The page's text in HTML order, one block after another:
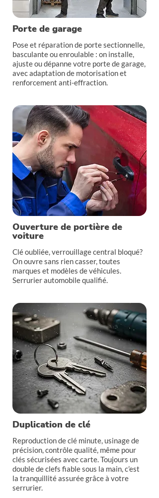
Porte de garage
Pose et réparation de porte sectionnelle,
basculante ou enroulable : on installe,
ajuste ou dépanne votre porte de garage,
avec adaptation de motorisation et
renforcement anti-effraction.
Ouverture de portière de
voiture
Clé oubliée, verrouillage central bloqué?
On ouvre sans rien casser, toutes
marques et modèles de véhicules.
Serrurier automobile qualifié.
Duplication de clé
Reproduction de clé minute, usinage de
précision, contrôle qualité, même pour
clés sécurisées avec carte. Toujours un
double de clefs fiable sous la main, c’est
la tranquillité assurée grâce à votre
serrurier.